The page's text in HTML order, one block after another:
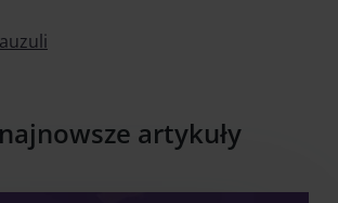
artykuły